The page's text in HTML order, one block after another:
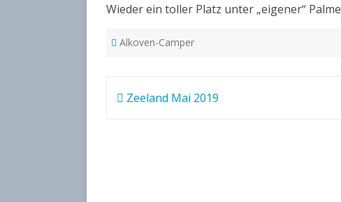
Wieder ein toller Platz unter „eigener“ Palme
Alkoven-Camper
Beitragsnavigation
Zeeland Mai 2019